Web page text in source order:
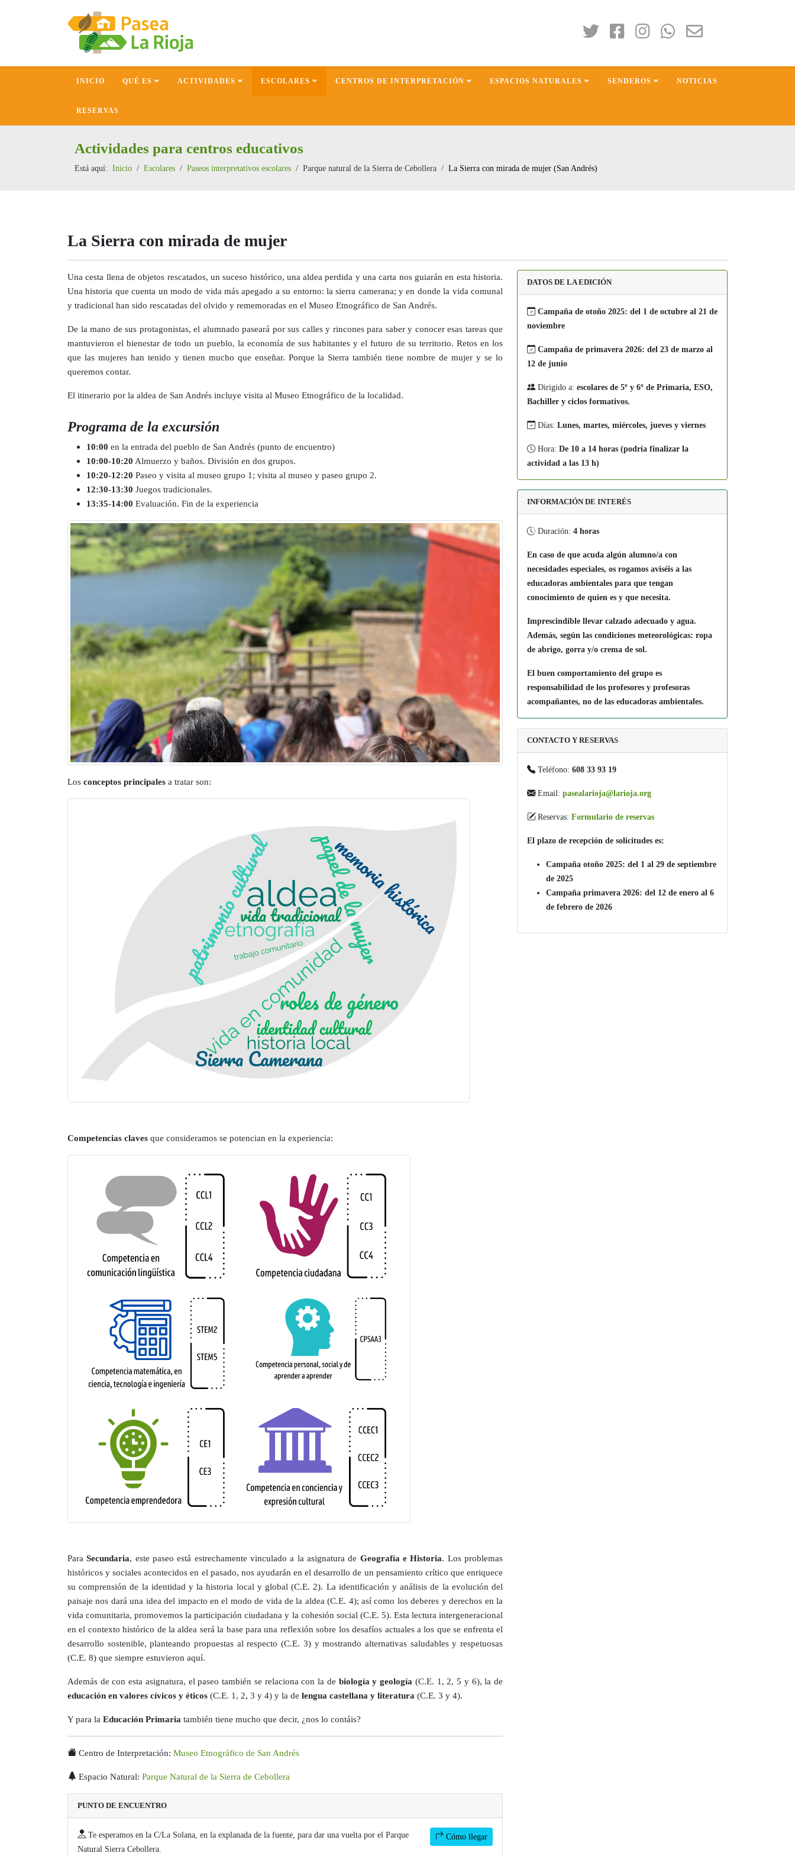
INICIO QUÉ ES ACTIVIDADES ESCOLARES CENTROS DE INTERPRETACIÓN ESPACIOS NATURALES SENDEROS NOTICIAS
RESERVAS
Actividades para centros educativos
Está aquí: Inicio Escolares Paseos interpretativos escolares Parque natural de la Sierra de Cebollera La Sierra con mirada de mujer (San Andrés)
La Sierra con mirada de mujer
Una cesta llena de objetos rescatados, un suceso histórico, una aldea perdida y una carta nos guiarán en esta historia.
Una historia que cuenta un modo de vida más apegado a su entorno: la sierra camerana; y en donde la vida comunal
y tradicional han sido rescatadas del olvido y rememoradas en el Museo Etnográfico de San Andrés.
De la mano de sus protagonistas, el alumnado paseará por sus calles y rincones para saber y conocer esas tareas que
mantuvieron el bienestar de todo un pueblo, la economía de sus habitantes y el futuro de su territorio. Retos en los
que las mujeres han tenido y tienen mucho que enseñar. Porque la Sierra también tiene nombre de mujer y se lo
queremos contar.
El itinerario por la aldea de San Andrés incluye visita al Museo Etnográfico de la localidad.
Programa de la excursión
10:00 en la entrada del pueblo de San Andrés (punto de encuentro)
10:00-10:20 Almuerzo y baños. División en dos grupos.
10:20-12:20 Paseo y visita al museo grupo 1; visita al museo y paseo grupo 2.
12:30-13:30 Juegos tradicionales.
13:35-14:00 Evaluación. Fin de la experiencia
Los conceptos principales a tratar son:
Competencias claves que consideramos se potencian en la experiencia:
ParaSecundaria, este paseo está estrechamente vinculado a la asignatura de Geografía e Historia. Los problemas
históricos y sociales acontecidos en el pasado, nos ayudarán en el desarrollo de un pensamiento crítico que enriquece
su comprensión de la identidad y la historia local y global (C.E. 2). La identificación y análisis de la evolución del
paisaje nos dará una idea del impacto en el modo de vida de la aldea (C.E. 4); así como los deberes y derechos en la
vida comunitaria, promovemos la participación ciudadana y la cohesión social (C.E. 5). Esta lectura intergeneracional
en el contexto histórico de la aldea será la base para una reflexión sobre los desafíos actuales a los que se enfrenta el
desarrollo sostenible, planteando propuestas al respecto (C.E. 3) y mostrando alternativas saludables y respetuosas
(C.E. 8) que siempre estuvieron aquí.
Además de con esta asignatura, el paseo también se relaciona con la de biología y geología (C.E. 1, 2, 5 y 6), la de
educación en valores cívicos y éticos (C.E. 1, 2, 3 y 4) y la de lengua castellana y literatura (C.E. 3 y 4).
Y para la Educación Primaria también tiene mucho que decir, ¿nos lo contáis?
Centro de Interpretación: Museo Etnográfico de San Andrés
Espacio Natural: Parque Natural de la Sierra de Cebollera
PUNTO DE ENCUENTRO
Te esperamos en la C/La Solana, en la explanada de la fuente, para dar una vuelta por el Parque
Natural Sierra Cebollera.
Cómo llegar
DATOS DE LA EDICIÓN
Campaña de otoño 2025: del 1 de octubre al 21 de
noviembre
Campaña de primavera 2026: del 23 de marzo al
12 de junio
Dirigido a: escolares de 5º y 6º de Primaria, ESO,
Bachiller y ciclos formativos.
Días: Lunes, martes, miércoles, jueves y viernes
Hora: De 10 a 14 horas (podría finalizar la
actividad a las 13 h)
INFORMACIÓN DE INTERÉS
Duración: 4 horas
En caso de que acuda algún alumno/a con
necesidades especiales, os rogamos aviséis a las
educadoras ambientales para que tengan
conocimiento de quien es y que necesita.
Imprescindible llevar calzado adecuado y agua.
Además, según las condiciones meteorológicas: ropa
de abrigo, gorra y/o crema de sol.
El buen comportamiento del grupo es
responsabilidad de los profesores y profesoras
acompañantes, no de las educadoras ambientales.
CONTACTO Y RESERVAS
Teléfono: 608 33 93 19
Email: pasealarioja@larioja.org
Reservas: Formulario de reservas
El plazo de recepción de solicitudes es:
Campaña otoño 2025: del 1 al 29 de septiembre
de 2025
Campaña primavera 2026: del 12 de enero al 6
de febrero de 2026